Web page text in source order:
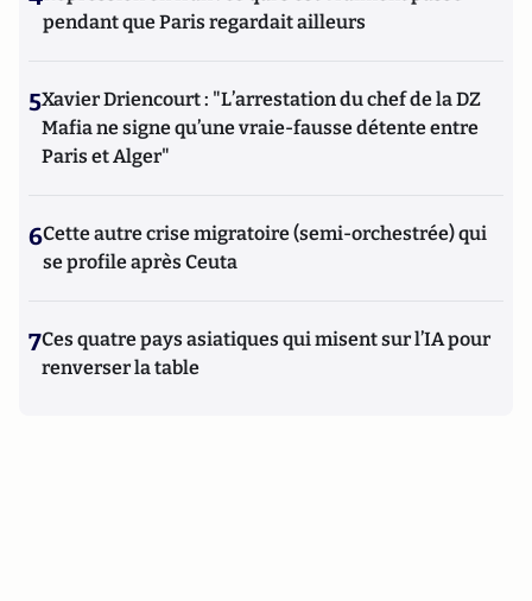
pendant que Paris regardait ailleurs
5Xavier Driencourt : "L’arrestation du chef de la DZ
Mafia ne signe qu’une vraie-fausse détente entre
Paris et Alger"
6Cette autre crise migratoire (semi-orchestrée) qui
se profile après Ceuta
7Ces quatre pays asiatiques qui misent sur l’IA pour
renverser la table